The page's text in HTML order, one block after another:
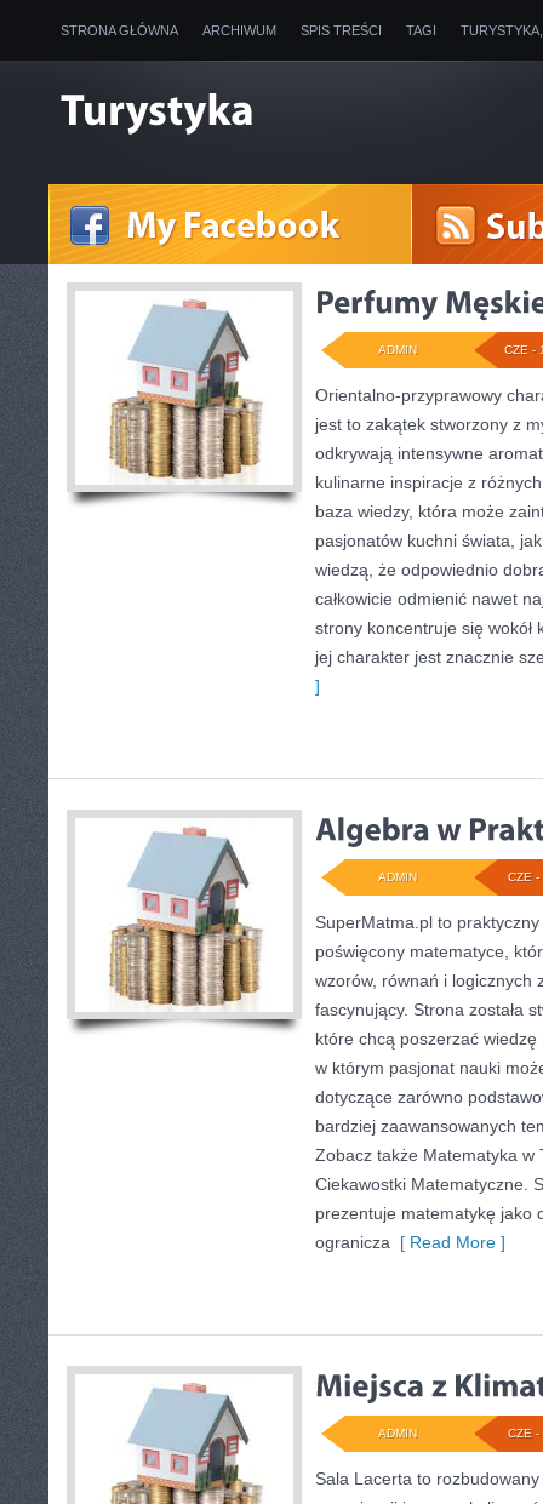
STRONA GŁÓWNA ARCHIWUM SPIS TREŚCI TAGI
CZE -
ADMIN
Orientalno-przyprawowy
jest to zakątek stworzony z
odkrywają intensywne
kulinarne inspiracje z
baza wiedzy, która może
pasjonatów kuchni świata,
wiedzą, że odpowiednio
całkowicie odmienić nawet
strony koncentruje się wokół
jej charakter jest znacznie
]
CZE -
ADMIN
SuperMatma.pl to
poświęcony matematyce,
wzorów, równań i logicznych
fascynujący. Strona została
które chcą poszerzać
w którym pasjonat nauki
dotyczące zarówno
bardziej zaawansowanych
Zobacz także Matematyka w
Ciekawostki Matematyczne.
prezentuje matematykę jako
ogranicza [ Read More ]
CZE -
ADMIN
Sala Lacerta to